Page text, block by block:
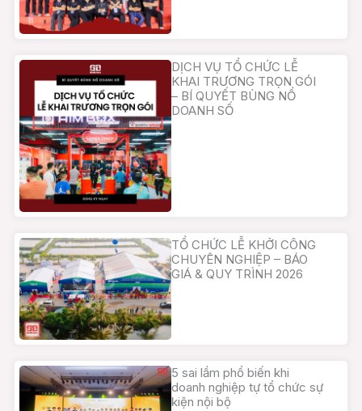
DỊCH VỤ TỔ CHỨC LỄ
KHAI TRƯƠNG TRỌN GÓI
– BÍ QUYẾT BÙNG NỔ
DOANH SỐ
TỔ CHỨC LỄ KHỞI CÔNG
CHUYÊN NGHIỆP – BÁO
GIÁ & QUY TRÌNH 2026
5 sai lầm phổ biến khi
doanh nghiệp tự tổ chức sự
kiện nội bộ